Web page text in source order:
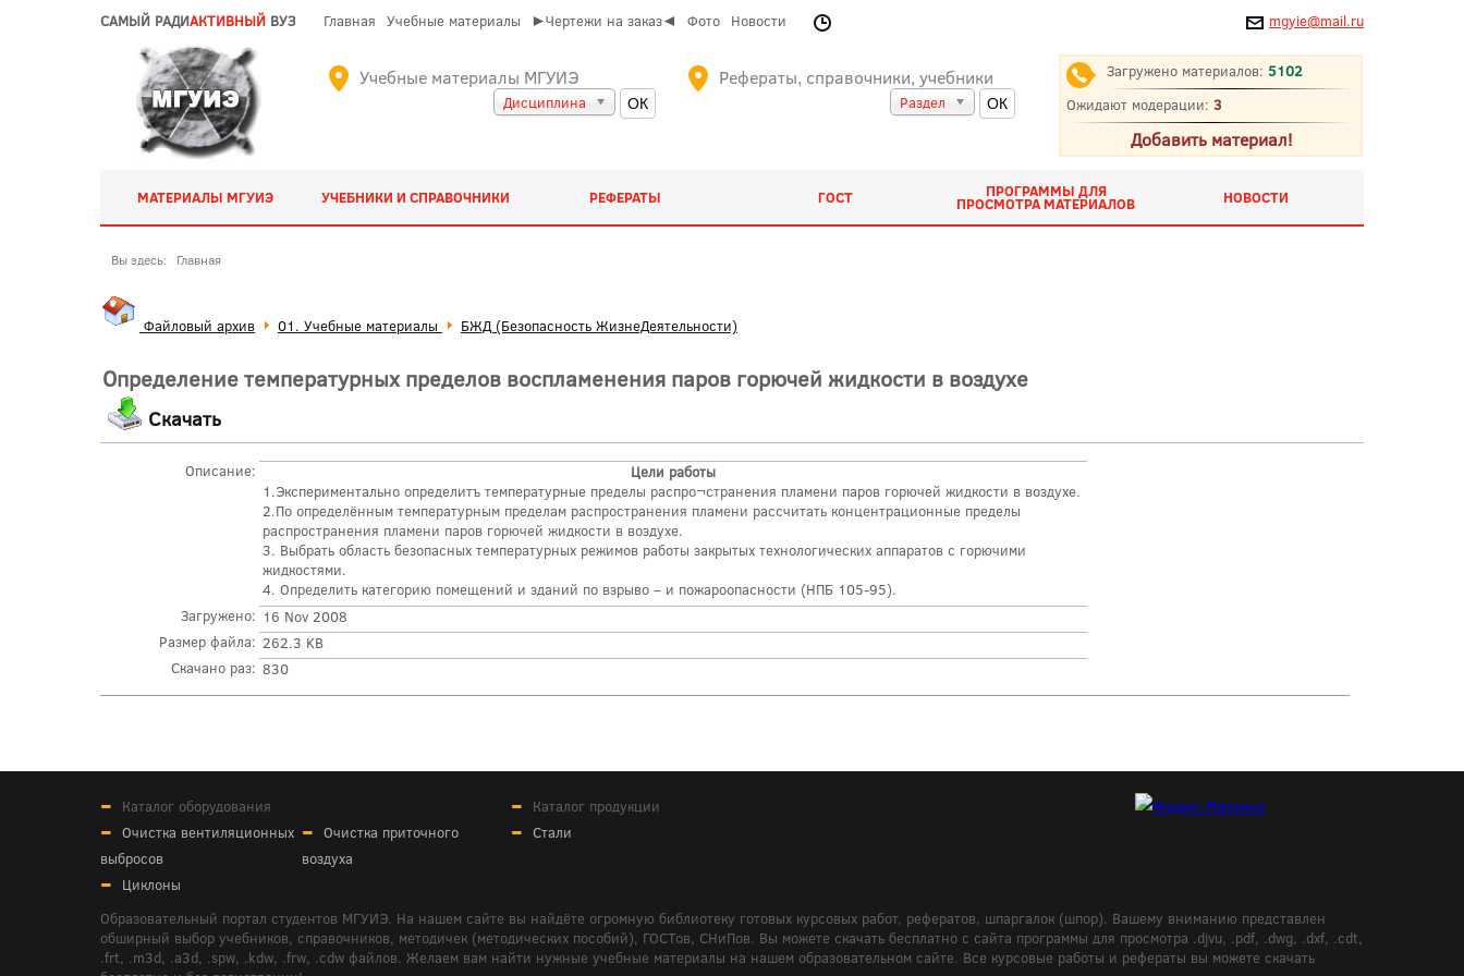
САМЫЙ РАДИАКТИВНЫЙ ВУЗ Главная Учебные материалы ►Чертежи на заказ◄ Фото Новости mgyie@mail.ru
Учебные материалы МГУИЭ
Дисциплина
Рефераты, справочники, учебники
Раздел
Загружено материалов: 5102
Ожидают модерации: 3
Добавить материал!
МАТЕРИАЛЫ МГУИЭ УЧЕБНИКИ И СПРАВОЧНИКИ РЕФЕРАТЫ ГОСТ ПРОГРАММЫ ДЛЯ
ПРОСМОТРА МАТЕРИАЛОВ НОВОСТИ
Вы здесь: Главная
Файловый архив 01. Учебные материалы БЖД (Безопасность ЖизнеДеятельности)
Определение температурных пределов воспламенения паров горючей жидкости в воздухе
Скачать
Описание:
Цели работы
1.Экспериментально определитъ температурные пределы распро¬странения пламени паров горючей жидкости в воздухе.
2.По определённым температурным пределам распространения пламени рассчитать концентрационные пределы
распространения пламени паров горючей жидкости в воздухе.
3. Выбрать область безопасных температурных режимов работы закрытых технологических аппаратов с горючими
жидкостями.
4. Определить категорию помещений и зданий по взрыво – и пожароопасности (НПБ 105-95).
Загружено: 16 Nov 2008
Размер файла: 262.3 KB
Скачано раз: 830
Каталог оборудования
Очистка вентиляционных
выбросов
Очистка приточного
воздуха
Циклоны
Каталог продукции
Стали
Образовательный портал студентов МГУИЭ. На нашем сайте вы найдёте огромную библиотеку готовых курсовых работ, рефератов, шпаргалок (шпор). Вашему вниманию представлен
обширный выбор учебников, справочников, методичек (методических пособий), ГОСТов, СНиПов. Вы можете скачать бесплатно с сайта программы для просмотра .djvu, .pdf, .dwg, .dxf, .cdt,
.frt, .m3d, .a3d, .spw, .kdw, .frw, .cdw файлов. Желаем вам найти нужные учебные материалы на нашем образовательном сайте. Все курсовые работы и рефераты вы можете скачать